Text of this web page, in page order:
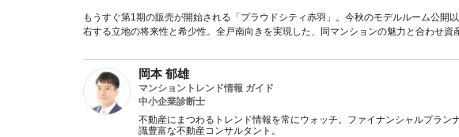
もうすぐ第1期の販売が開始される「プラウドシティ赤羽」。今秋のモデルルーム公開
右する立地の将来性と希少性。全戸南向きを実現した、同マンションの魅力と合わせ資
岡本 郁雄
マンショントレンド情報 ガイド
中小企業診断士
不動産にまつわるトレンド情報を常にウォッチ。ファイナンシャルプラ
識豊富な不動産コンサルタント。